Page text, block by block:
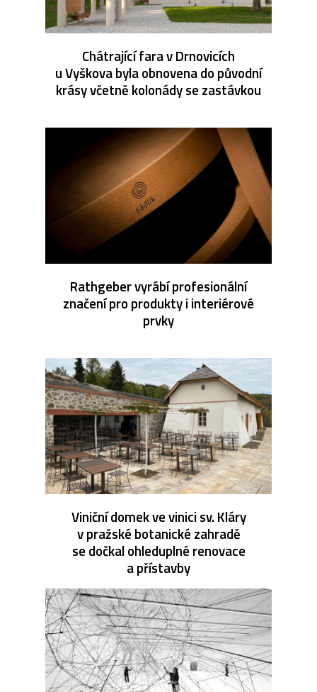
Chátrající fara v Drnovicích
u Vyškova byla obnovena do původní
krásy včetně kolonády se zastávkou
Rathgeber vyrábí profesionální
značení pro produkty i interiérové
prvky
Viniční domek ve vinici sv. Kláry
v pražské botanické zahradě
se dočkal ohleduplné renovace
a přístavby